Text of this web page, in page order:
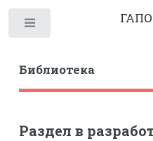
Библиотека
Раздел в